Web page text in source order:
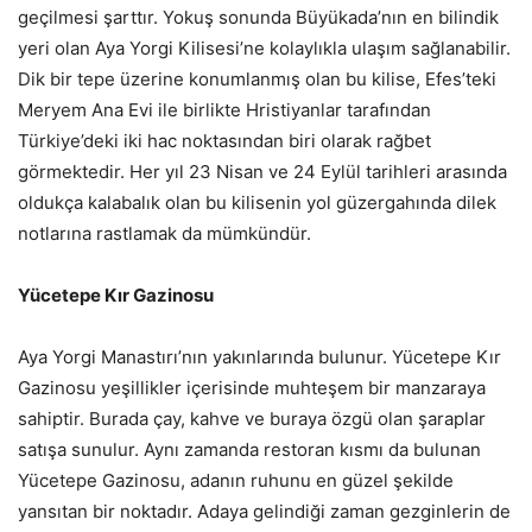
geçilmesi şarttır. Yokuş sonunda Büyükada’nın en bilindik
yeri olan Aya Yorgi Kilisesi’ne kolaylıkla ulaşım sağlanabilir.
Dik bir tepe üzerine konumlanmış olan bu kilise, Efes’teki
Meryem Ana Evi ile birlikte Hristiyanlar tarafından
Türkiye’deki iki hac noktasından biri olarak rağbet
görmektedir. Her yıl 23 Nisan ve 24 Eylül tarihleri arasında
oldukça kalabalık olan bu kilisenin yol güzergahında dilek
notlarına rastlamak da mümkündür.
Yücetepe Kır Gazinosu
Aya Yorgi Manastırı’nın yakınlarında bulunur. Yücetepe Kır
Gazinosu yeşillikler içerisinde muhteşem bir manzaraya
sahiptir. Burada çay, kahve ve buraya özgü olan şaraplar
satışa sunulur. Aynı zamanda restoran kısmı da bulunan
Yücetepe Gazinosu, adanın ruhunu en güzel şekilde
yansıtan bir noktadır. Adaya gelindiği zaman gezginlerin de